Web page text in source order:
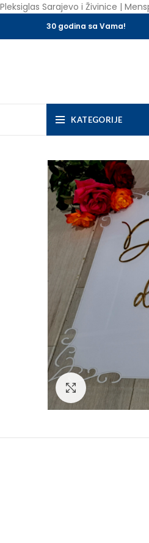
Pleksiglas Sarajevo i Živinice |
30 godina sa Vama!
KATEGORIJE
Click to enlarge